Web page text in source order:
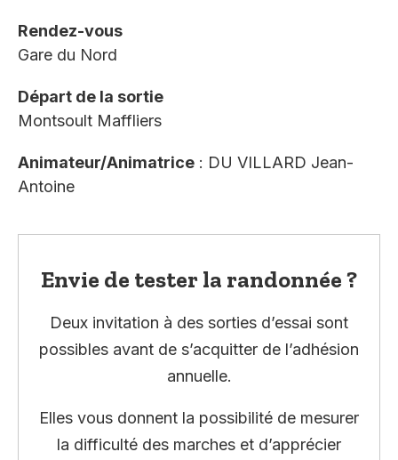
Rendez-vous
Gare du Nord
Départ de la sortie
Montsoult Maffliers
Animateur/Animatrice : DU VILLARD Jean-
Antoine
Envie de tester la randonnée ?
Deux invitation à des sorties d’essai sont
possibles avant de s’acquitter de l’adhésion
annuelle.
Elles vous donnent la possibilité de mesurer
la difficulté des marches et d’apprécier